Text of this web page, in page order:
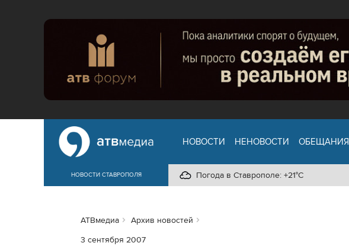
НОВОСТИ СТАВРОПОЛЯ
НОВОСТИ НЕНОВОСТИ ОБЕЩАНИЯ
Погода в Ставрополе: +21°C
АТВмедиа
Архив новостей
3 сентября 2007